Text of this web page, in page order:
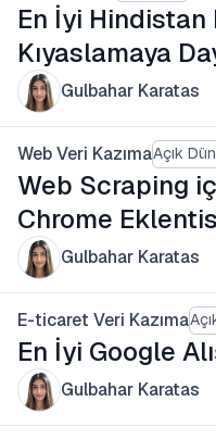
En İyi Hindistan
Kıyaslamaya
Gulbahar Karatas
Web Veri KazımaAçık
Web Scraping
Chrome
Gulbahar Karatas
E-ticaret Veri Kazıma
En İyi Google
Gulbahar Karatas